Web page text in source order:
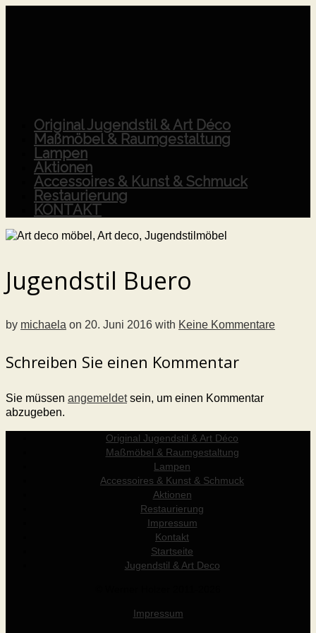
Original Jugendstil & Art Déco
Maßmöbel & Raumgestaltung
Lampen
Aktionen
Accessoires & Kunst & Schmuck
Restaurierung
KONTAKT
Jugendstil Buero
by michaela on 20. Juni 2016 with Keine Kommentare
Schreiben Sie einen Kommentar
Sie müssen angemeldetsein, um einen Kommentar
abzugeben.
Original Jugendstil & Art Déco
Maßmöbel & Raumgestaltung
Lampen
Accessoires & Kunst & Schmuck
Aktionen
Restaurierung
Impressum
Kontakt
Startseite
Jugendstil & Art Deco
Impressum